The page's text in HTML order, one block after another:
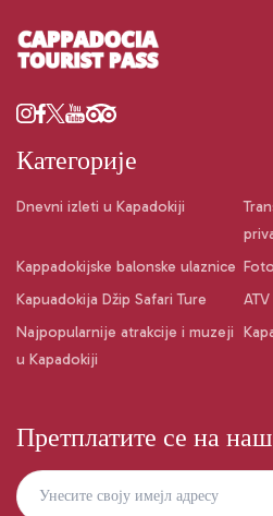
Категорије
Dnevni izleti u Kapadokiji
Kappadokijske balonske ulaznice
Kapuadokija Džip Safari Ture
Najpopularnije atrakcije i muzeji
u Kapadokiji
Претплатите се на